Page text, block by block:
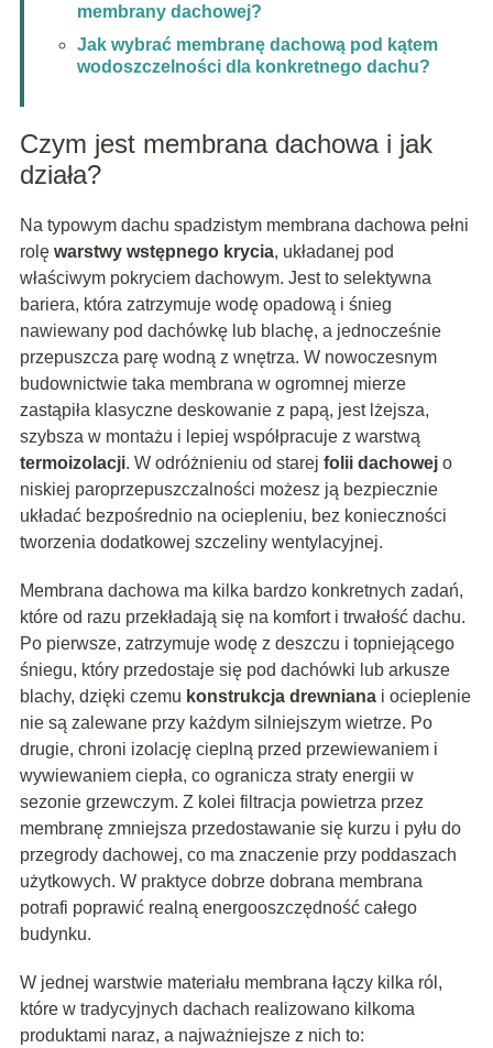
membrany dachowej?
Jak wybrać membranę dachową pod kątem
wodoszczelności dla konkretnego dachu?
Czym jest membrana dachowa i jak
działa?
Na typowym dachu spadzistym membrana dachowa pełni
rolę warstwy wstępnego krycia, układanej pod
właściwym pokryciem dachowym. Jest to selektywna
bariera, która zatrzymuje wodę opadową i śnieg
nawiewany pod dachówkę lub blachę, a jednocześnie
przepuszcza parę wodną z wnętrza. W nowoczesnym
budownictwie taka membrana w ogromnej mierze
zastąpiła klasyczne deskowanie z papą, jest lżejsza,
szybsza w montażu i lepiej współpracuje z warstwą
termoizolacji. W odróżnieniu od starej folii dachowejo
niskiej paroprzepuszczalności możesz ją bezpiecznie
układać bezpośrednio na ociepleniu, bez konieczności
tworzenia dodatkowej szczeliny wentylacyjnej.
Membrana dachowa ma kilka bardzo konkretnych zadań,
które od razu przekładają się na komfort i trwałość dachu.
Po pierwsze, zatrzymuje wodę z deszczu i topniejącego
śniegu, który przedostaje się pod dachówki lub arkusze
blachy, dzięki czemu konstrukcja drewnianai ocieplenie
nie są zalewane przy każdym silniejszym wietrze. Po
drugie, chroni izolację cieplną przed przewiewaniem i
wywiewaniem ciepła, co ogranicza straty energii w
sezonie grzewczym. Z kolei filtracja powietrza przez
membranę zmniejsza przedostawanie się kurzu i pyłu do
przegrody dachowej, co ma znaczenie przy poddaszach
użytkowych. W praktyce dobrze dobrana membrana
potrafi poprawić realną energooszczędność całego
budynku.
W jednej warstwie materiału membrana łączy kilka ról,
które w tradycyjnych dachach realizowano kilkoma
produktami naraz, a najważniejsze z nich to: